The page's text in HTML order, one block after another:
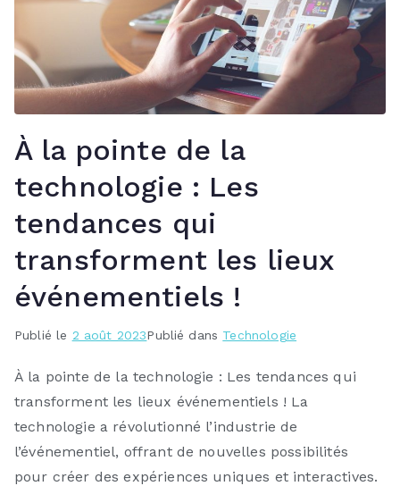
À la pointe de la
technologie : Les
tendances qui
transforment les lieux
événementiels !
Publié le 2 août 2023Publié dans Technologie
À la pointe de la technologie : Les tendances qui
transforment les lieux événementiels ! La
technologie a révolutionné l’industrie de
l’événementiel, offrant de nouvelles possibilités
pour créer des expériences uniques et interactives.